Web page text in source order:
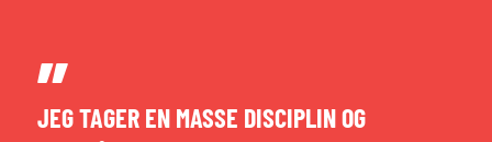
JEG TAGER EN MASSE DISCIPLIN OG